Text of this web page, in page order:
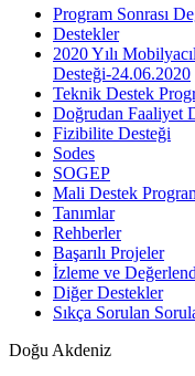
Program Sonrası
Destekler
2020 Yılı
Desteği-24.06.2020
Teknik Destek
Doğrudan Faaliyet
Fizibilite Desteği
Sodes
SOGEP
Mali Destek
Tanımlar
Rehberler
Başarılı Projeler
İzleme ve
Diğer Destekler
Sıkça Sorulan
Doğu Akdeniz